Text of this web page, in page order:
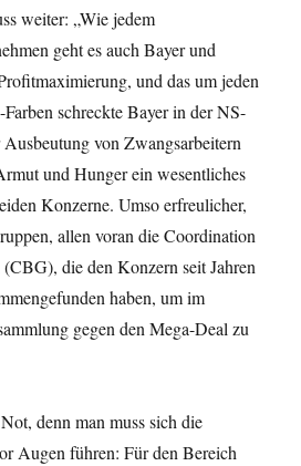
weiter: „Wie jedem
geht es auch Bayer und
und das um jeden
schreckte Bayer in der NS-
von Zwangsarbeitern
und Hunger ein wesentliches
Konzerne. Umso erfreulicher,
allen voran die Coordination
die den Konzern seit Jahren
haben, um im
gegen den Mega-Deal zu
denn man muss sich die
Augen führen: Für den Bereich